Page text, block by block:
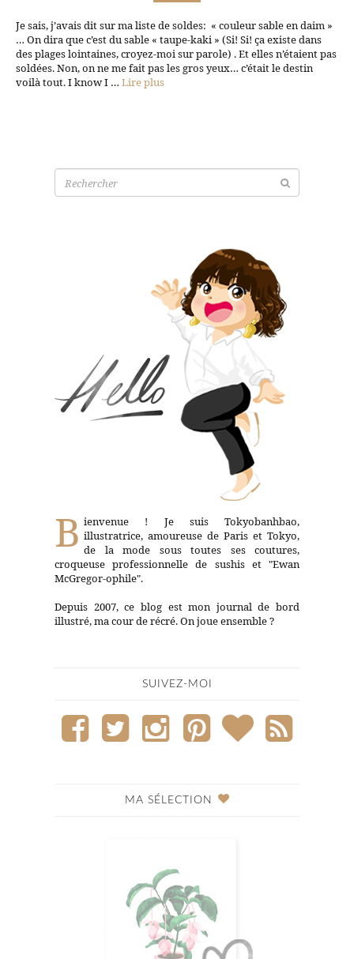
Je sais, j’avais dit sur ma liste de soldes: « couleur sable en daim »
… On dira que c’est du sable « taupe-kaki » (Si! Si! ça existe dans
des plages lointaines, croyez-moi sur parole) . Et elles n’étaient pas
soldées. Non, on ne me fait pas les gros yeux… c’était le destin
voilà tout. I know I … Lire plus
Recherche
pour:
B ienvenue ! Je suis Tokyobanhbao,
illustratrice, amoureuse de Paris et Tokyo,
de la mode sous toutes ses coutures,
croqueuse professionnelle de sushis et "Ewan
McGregor-ophile".
Depuis 2007, ce blog est mon journal de bord
illustré, ma cour de récré. On joue ensemble ?
SUIVEZ-MOI
MA SÉLECTION